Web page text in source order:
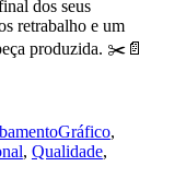
dos seus
retrabalho e um
produzida. ✂️📄
,
, Qualidade,